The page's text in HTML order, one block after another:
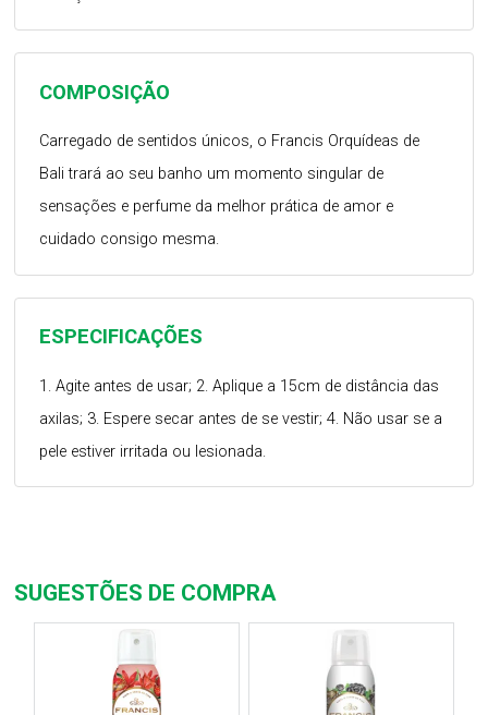
ESPECIFICAÇÕES
1. Agite antes de usar; 2. Aplique a 15cm de distância das
axilas; 3. Espere secar antes de se vestir; 4. Não usar se a
pele estiver irritada ou lesionada.
COMPOSIÇÃO
Carregado de sentidos únicos, o Francis Orquídeas de
Bali trará ao seu banho um momento singular de
sensações e perfume da melhor prática de amor e
cuidado consigo mesma.
SUGESTÕES DE COMPRA